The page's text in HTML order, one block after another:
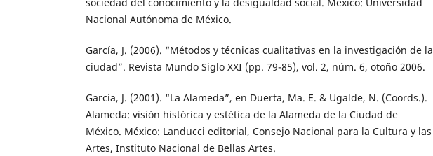
Nacional Autónoma de México.
García, J. (2006). “Métodos y técnicas cualitativas en la investigación de la
ciudad”. Revista Mundo Siglo XXI (pp. 79-85), vol. 2, núm. 6, otoño 2006.
García, J. (2001). “La Alameda”, en Duerta, Ma. E. & Ugalde, N. (Coords.).
Alameda: visión histórica y estética de la Alameda de la Ciudad de
México. México: Landucci editorial, Consejo Nacional para la Cultura y las
Artes, Instituto Nacional de Bellas Artes.